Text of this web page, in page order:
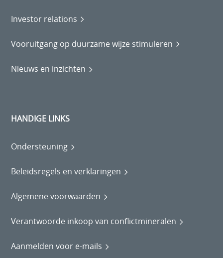
Investor relations
Vooruitgang op duurzame wijze stimuleren
Nieuws en inzichten
HANDIGE LINKS
Ondersteuning
Beleidsregels en verklaringen
Algemene voorwaarden
Verantwoorde inkoop van conflictmineralen
Aanmelden voor e-mails